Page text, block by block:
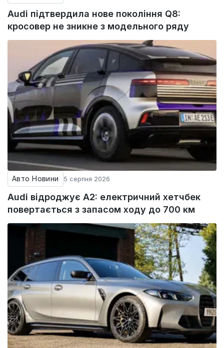
Audi підтвердила нове покоління Q8:
кросовер не зникне з модельного ряду
Авто Новини 5 серпня 2026
Audi відроджує A2: електричний хетчбек
повертається з запасом ходу до 700 км